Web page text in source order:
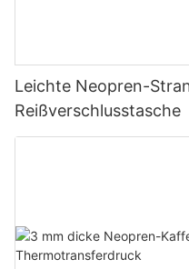
Leichte Neopren-
Reißverschlusstasche